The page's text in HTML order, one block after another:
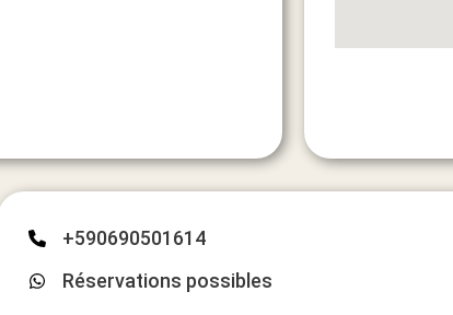
+590690501614
Réservations possibles